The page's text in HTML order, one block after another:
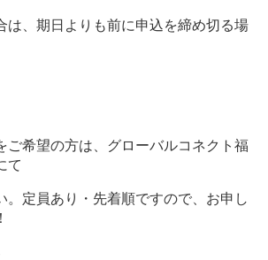
、期日よりも前に申込を締め切る場
ご希望の方は、グローバルコネクト福
て
。定員あり・先着順ですので、お申し